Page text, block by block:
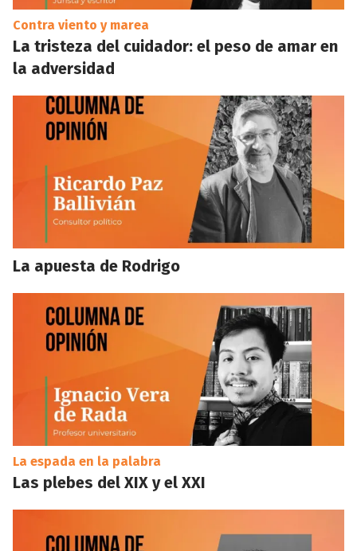
Contra viento y marea
La tristeza del cuidador: el peso de amar en
la adversidad
La apuesta de Rodrigo
La espada en la palabra
Las plebes del XIX y el XXI